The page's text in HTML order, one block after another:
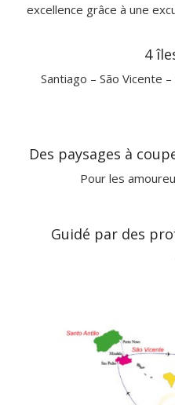
excellence grâce à une
4
Santiago – São Vicente
Des paysages à
Pour les
Guidé par des